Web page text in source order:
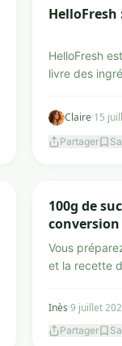
HelloFresh
livre des
Claire·15
Partager
Recettes et
100g de
Vous
et la recette
Inès·9 juillet
Partager